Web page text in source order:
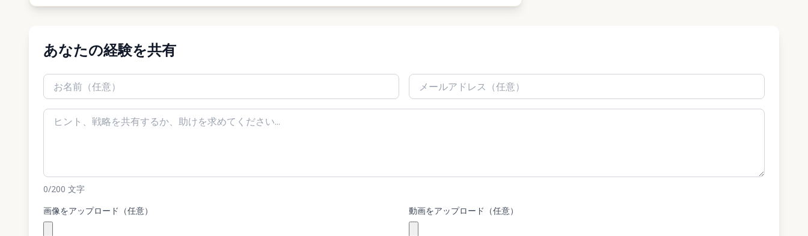
あなたの経験を共有
0/200 文字
画像をアップロード（任意）
動画をアップロード（任意）